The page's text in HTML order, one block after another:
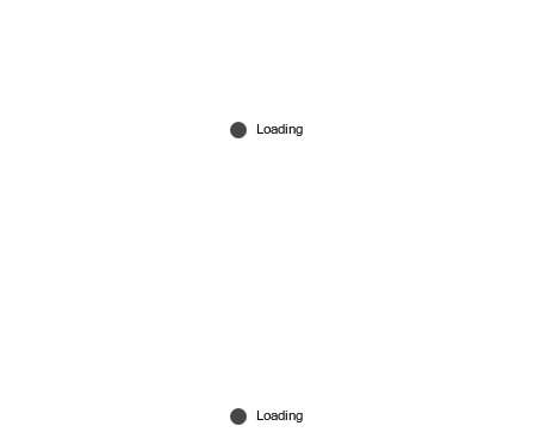
ഒരു തരി പൊന്നില്ലാതെ ഹര്‍ഷ പാത്തു; കൈപിടിച്ച്